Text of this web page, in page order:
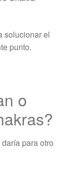
solucionar el
punto.
o
para otro